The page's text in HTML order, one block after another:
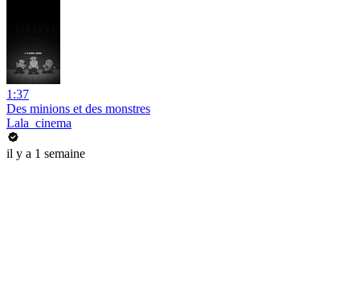
1:37
Des minions et des monstres
Lala_cinema
il y a 1 semaine